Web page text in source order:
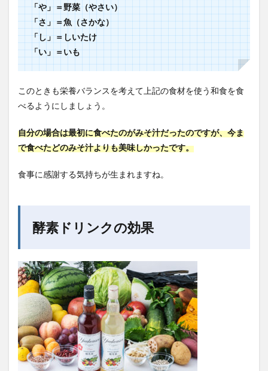
「や」＝野菜（やさい）
「さ」＝魚（さかな）
「し」＝しいたけ
「い」＝いも
このときも栄養バランスを考えて上記の食材を使う和食を食
べるようにしましょう。
自分の場合は最初に食べたのがみそ汁だったのですが、今ま
で食べたどのみそ汁よりも美味しかったです。
食事に感謝する気持ちが生まれますね。
酵素ドリンクの効果